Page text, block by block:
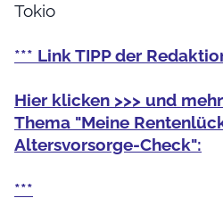
Tokio
*** Link TIPP der
Hier klicken >>> und
Thema "Meine
Altersvorsorge-Check":
***